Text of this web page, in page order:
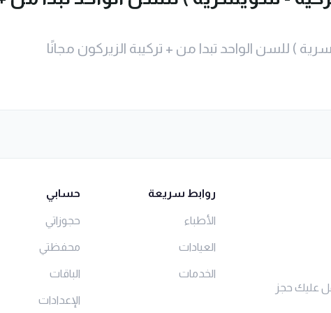
) للسن الواحد تبدا من + تركيبة الزيركون مجانًا
عليك حجز
روابط سريعة
الأطباء
العيادات
الخدمات
حسابي
حجوزاتي
محفظتي
الباقات
الإعدادات